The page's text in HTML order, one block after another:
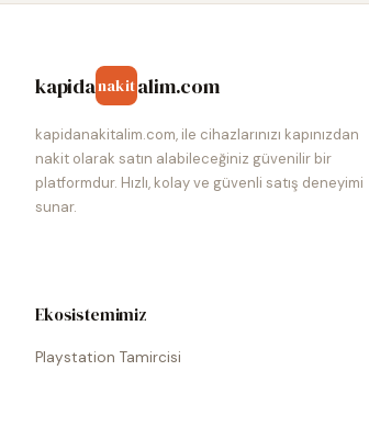
kapidanakitalim.com
kapidanakitalim.com, ile cihazlarınızı kapınızdan
nakit olarak satın alabileceğiniz güvenilir bir
platformdur. Hızlı, kolay ve güvenli satış deneyimi
sunar.
Ekosistemimiz
Playstation Tamircisi